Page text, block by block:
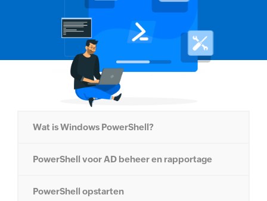
Wat is Windows PowerShell?
PowerShell voor AD beheer en rapportage
PowerShell opstarten